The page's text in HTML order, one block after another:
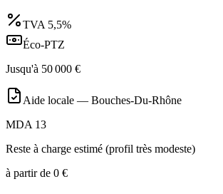
TVA 5,5%
Éco-PTZ
Jusqu'à 50 000 €
Aide locale — Bouches-Du-Rhône
MDA 13
Reste à charge estimé (profil très modeste)
à partir de 0 €